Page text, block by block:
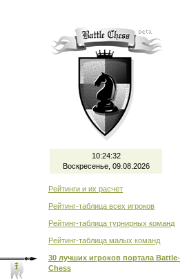
10:24:33
Воскресенье, 09.08.2026
Рейтинги и их расчет
Рейтинг-таблица всех игроков
Рейтинг-таблица турнирных команд
Рейтинг-таблица малых команд
30 лучших игроков портала Battle-
Chess